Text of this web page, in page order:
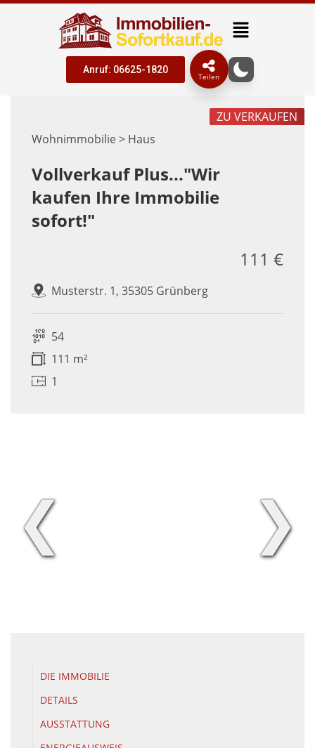
Anruf: 06625-1820
Teilen
Wohnimmobilie > Haus
ZU VERKAUFEN
Vollverkauf Plus..."Wir
kaufen Ihre Immobilie
sofort!"
Musterstr. 1, 35305 Grünberg
111 €
54
111 m²
1
❮ ❯
DIE IMMOBILIE
DETAILS
AUSSTATTUNG